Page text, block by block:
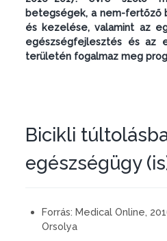
betegségek, a nem-
és kezelése, valamint az
egészségfejlesztés és az
területén fogalmaz meg
Bicikli
egészségügy
Forrás: Medical Online,
Orsolya